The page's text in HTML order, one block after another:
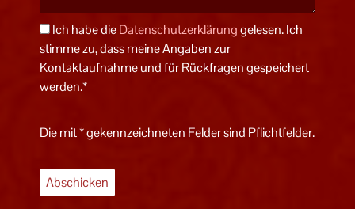
Ich habe dieDatenschutzerklärunggelesen. Ich
stimme zu, dass meine Angaben zur
Kontaktaufnahme und für Rückfragen gespeichert
werden.*
Die mit * gekennzeichneten Felder sind Pflichtfelder.
Abschicken